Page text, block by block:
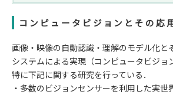
コンピュータビジョンとその応
画像・映像の自動認識・理解のモデル化と
システムによる実現（コンピュータビジョン
特に下記に関する研究を行っている．
・多数のビジョンセンサーを利用した実世